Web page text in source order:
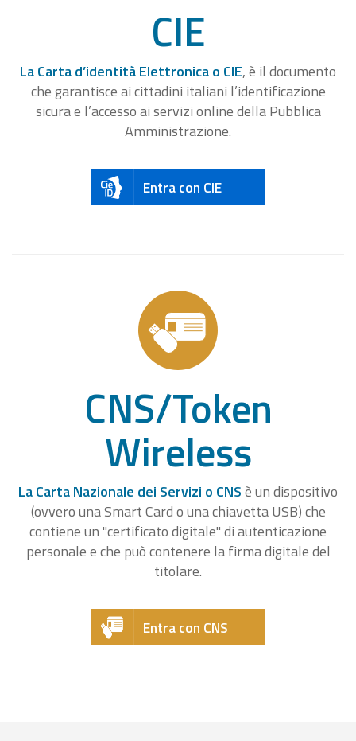
CIE
La Carta d’identità Elettronica o CIE, è il documento
che garantisce ai cittadini italiani l’identificazione
sicura e l’accesso ai servizi online della Pubblica
Amministrazione.
Entra con CIE
CNS/Token
Wireless
La Carta Nazionale dei Servizi o CNSè un dispositivo
(ovvero una Smart Card o una chiavetta USB) che
contiene un "certificato digitale" di autenticazione
personale e che può contenere la firma digitale del
titolare.
Entra con CNS